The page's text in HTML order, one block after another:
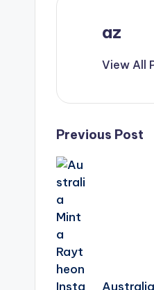
az
View All
Post
Previous Post